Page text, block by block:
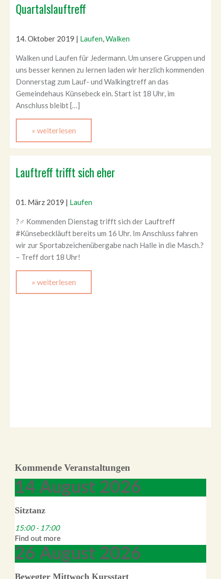
Quartalslauftreff
14. Oktober 2019 | Laufen,Walken
Walken und Laufen für Jedermann. Um unsere Gruppen und
uns besser kennen zu lernen laden wir herzlich kommenden
Donnerstag zum Lauf- und Walkingtreff an das
Gemeindehaus Künsebeck ein. Start ist 18 Uhr, im
Anschluss bleibt […]
» weiterlesen
Lauftreff trifft sich eher
01. März 2019 | Laufen
?‍♂️ Kommenden Dienstag trifft sich der Lauftreff
#Künsebeckläuft bereits um 16 Uhr. Im Anschluss fahren
wir zur Sportabzeichenübergabe nach Halle in die Masch.?
– Treff dort 18 Uhr!
» weiterlesen
Kommende Veranstaltungen
14 August 2026
Sitztanz
15:00 - 17:00
Find out more
26 August 2026
Bewegter Mittwoch Kursstart